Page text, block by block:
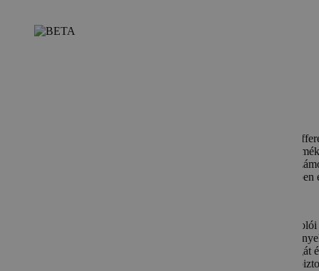
A BETA nagy megbízhatóságú túlnyomás-, vákuum-,
abszolút nyomás-, és hőmérséklet kapcsolókat kínál.
precizitása és tartóssága révén kiválóan alkalmazhatók
környezetben. Különböző konfigurációkban és méretekben
Innovatív megoldásaiknak köszönhetően a BETA kapcsolói
kiemelkedő teljesítményt nyújtanak akár extrém
is. Tanúsítványaik garantálják a termékek megbízhatóságát
minőségét, így biztosítva a hosszú távú felhasználást és